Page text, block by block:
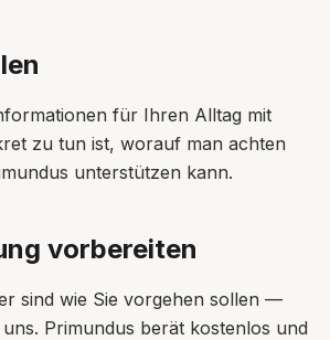
für Ihren Alltag mit
zu tun ist, worauf man achten
unterstützen kann.
vorbereiten
sind wie Sie vorgehen sollen —
Primundus berät kostenlos und